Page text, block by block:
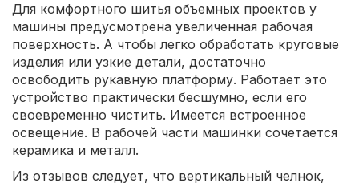
Для комфортного шитья объемных проектов у
машины предусмотрена увеличенная рабочая
поверхность. А чтобы легко обработать круговые
изделия или узкие детали, достаточно
освободить рукавную платформу. Работает это
устройство практически бесшумно, если его
своевременно чистить. Имеется встроенное
освещение. В рабочей части машинки сочетается
керамика и металл.
Из отзывов следует, что вертикальный челнок,